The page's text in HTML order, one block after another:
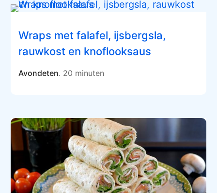
Wraps met falafel, ijsbergsla,
rauwkost en knoflooksaus
Avondeten. 20 minuten